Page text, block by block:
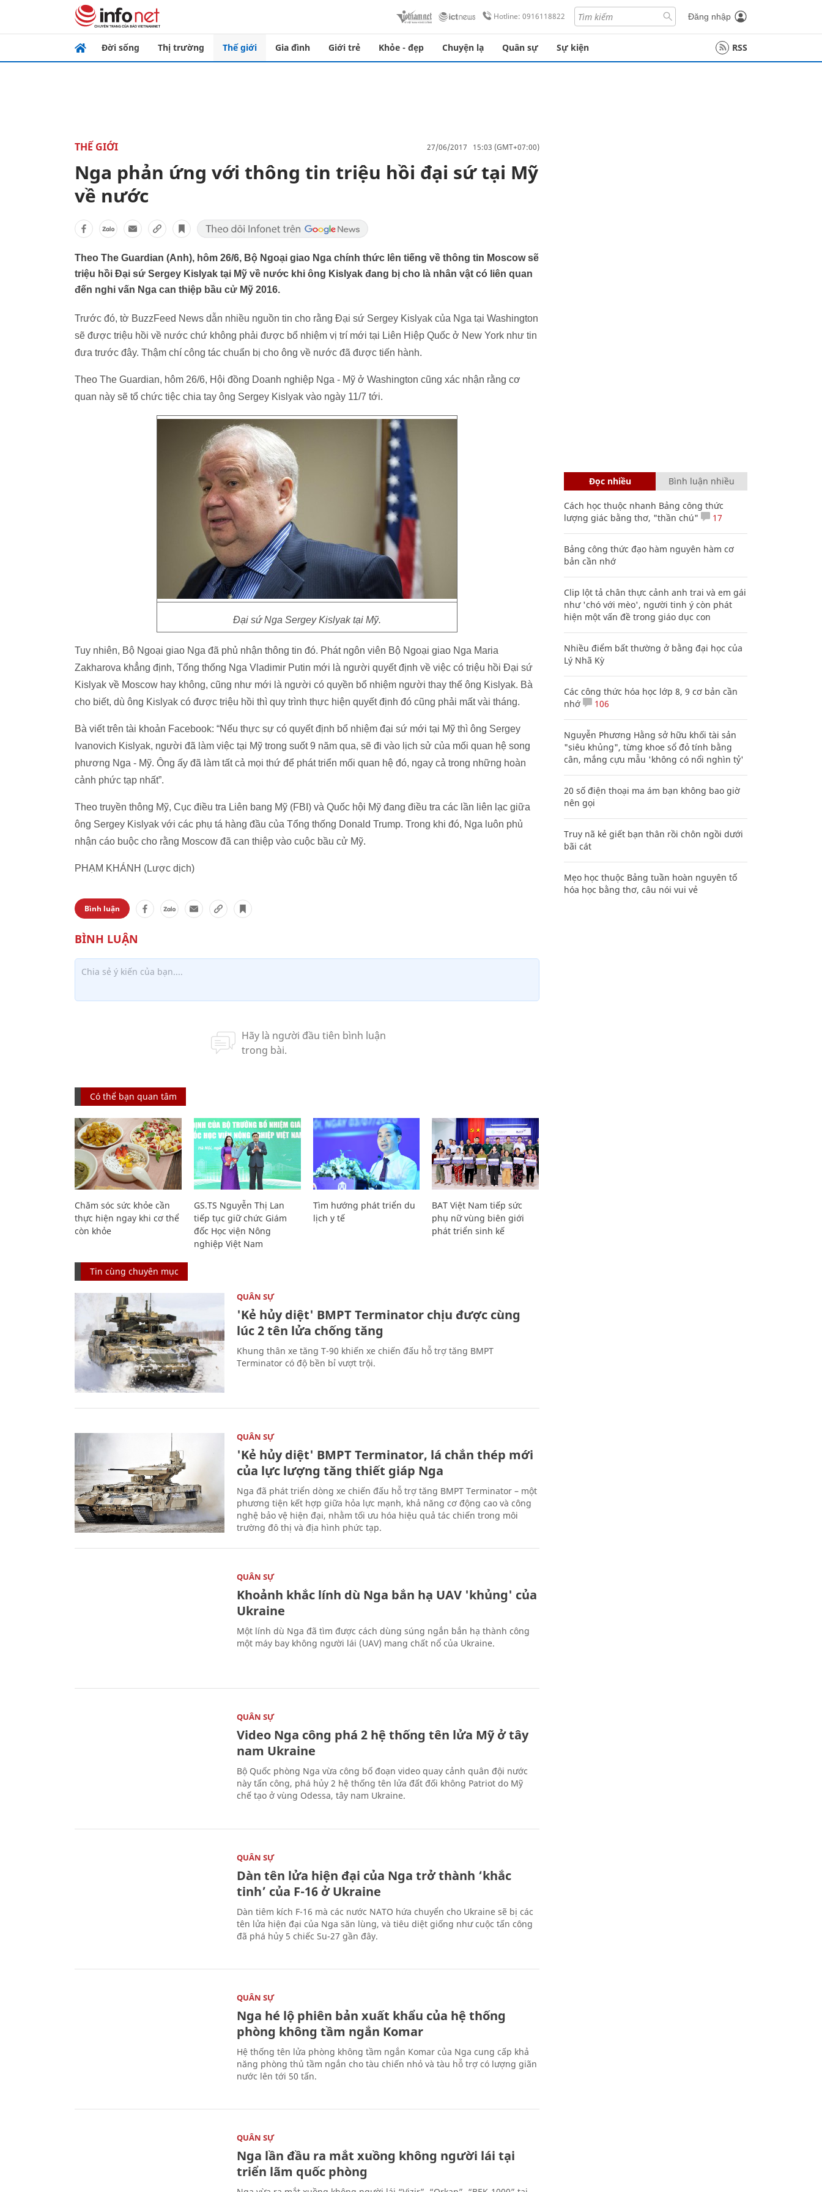
Hotline: 0916118822 Đăng nhập
Đời sống Thị trường Thế giới Gia đình Giới trẻ Khỏe - đẹp Chuyện lạ Quân sự Sự kiện RSS
THẾ GIỚI 27/06/2017 15:03 (GMT+07:00)
Nga phản ứng với thông tin triệu hồi đại sứ tại Mỹ
về nước
Theo The Guardian (Anh), hôm 26/6, Bộ Ngoại giao Nga chính thức lên tiếng về thông tin Moscow sẽ
triệu hồi Đại sứ Sergey Kislyak tại Mỹ về nước khi ông Kislyak đang bị cho là nhân vật có liên quan
đến nghi vấn Nga can thiệp bầu cử Mỹ 2016.
Trước đó, tờ BuzzFeed News dẫn nhiều nguồn tin cho rằng Đại sứ Sergey Kislyak của Nga tại Washington
sẽ được triệu hồi về nước chứ không phải được bổ nhiệm vị trí mới tại Liên Hiệp Quốc ở New York như tin
đưa trước đây. Thậm chí công tác chuẩn bị cho ông về nước đã được tiến hành.
Theo The Guardian, hôm 26/6, Hội đồng Doanh nghiệp Nga - Mỹ ở Washington cũng xác nhận rằng cơ
quan này sẽ tổ chức tiệc chia tay ông Sergey Kislyak vào ngày 11/7 tới.
Đại sứ Nga Sergey Kislyak tại Mỹ.
Tuy nhiên, Bộ Ngoại giao Nga đã phủ nhận thông tin đó. Phát ngôn viên Bộ Ngoại giao Nga Maria
Zakharova khẳng định, Tổng thống Nga Vladimir Putin mới là người quyết định về việc có triệu hồi Đại sứ
Kislyak về Moscow hay không, cũng như mới là người có quyền bổ nhiệm người thay thế ông Kislyak. Bà
cho biết, dù ông Kislyak có được triệu hồi thì quy trình thực hiện quyết định đó cũng phải mất vài tháng.
Bà viết trên tài khoản Facebook: “Nếu thực sự có quyết định bổ nhiệm đại sứ mới tại Mỹ thì ông Sergey
Ivanovich Kislyak, người đã làm việc tại Mỹ trong suốt 9 năm qua, sẽ đi vào lịch sử của mối quan hệ song
phương Nga - Mỹ. Ông ấy đã làm tất cả mọi thứ để phát triển mối quan hệ đó, ngay cả trong những hoàn
cảnh phức tạp nhất”.
Theo truyền thông Mỹ, Cục điều tra Liên bang Mỹ (FBI) và Quốc hội Mỹ đang điều tra các lần liên lạc giữa
ông Sergey Kislyak với các phụ tá hàng đầu của Tổng thống Donald Trump. Trong khi đó, Nga luôn phủ
nhận cáo buộc cho rằng Moscow đã can thiệp vào cuộc bầu cử Mỹ.
PHẠM KHÁNH (Lược dịch)
Bình luận
Có thể bạn quan tâm
Chăm sóc sức khỏe cần
thực hiện ngay khi cơ thể
còn khỏe
GS.TS Nguyễn Thị Lan
tiếp tục giữ chức Giám
đốc Học viện Nông
nghiệp Việt Nam
Tìm hướng phát triển du
lịch y tế
BAT Việt Nam tiếp sức
phụ nữ vùng biên giới
phát triển sinh kế
Tin cùng chuyên mục
QUÂN SỰ
'Kẻ hủy diệt' BMPT Terminator chịu được cùng
lúc 2 tên lửa chống tăng
Khung thân xe tăng T-90 khiến xe chiến đấu hỗ trợ tăng BMPT
Terminator có độ bền bỉ vượt trội.
QUÂN SỰ
'Kẻ hủy diệt' BMPT Terminator, lá chắn thép mới
của lực lượng tăng thiết giáp Nga
Nga đã phát triển dòng xe chiến đấu hỗ trợ tăng BMPT Terminator – một
phương tiện kết hợp giữa hỏa lực mạnh, khả năng cơ động cao và công
nghệ bảo vệ hiện đại, nhằm tối ưu hóa hiệu quả tác chiến trong môi
trường đô thị và địa hình phức tạp.
QUÂN SỰ
Khoảnh khắc lính dù Nga bắn hạ UAV 'khủng' của
Ukraine
Một lính dù Nga đã tìm được cách dùng súng ngắn bắn hạ thành công
một máy bay không người lái (UAV) mang chất nổ của Ukraine.
QUÂN SỰ
Video Nga công phá 2 hệ thống tên lửa Mỹ ở tây
nam Ukraine
Bộ Quốc phòng Nga vừa công bố đoạn video quay cảnh quân đội nước
này tấn công, phá hủy 2 hệ thống tên lửa đất đối không Patriot do Mỹ
chế tạo ở vùng Odessa, tây nam Ukraine.
QUÂN SỰ
Dàn tên lửa hiện đại của Nga trở thành ‘khắc
tinh’ của F-16 ở Ukraine
Dàn tiêm kích F-16 mà các nước NATO hứa chuyển cho Ukraine sẽ bị các
tên lửa hiện đại của Nga săn lùng, và tiêu diệt giống như cuộc tấn công
đã phá hủy 5 chiếc Su-27 gần đây.
QUÂN SỰ
Nga hé lộ phiên bản xuất khẩu của hệ thống
phòng không tầm ngắn Komar
Hệ thống tên lửa phòng không tầm ngắn Komar của Nga cung cấp khả
năng phòng thủ tầm ngắn cho tàu chiến nhỏ và tàu hỗ trợ có lượng giãn
nước lên tới 50 tấn.
QUÂN SỰ
Nga lần đầu ra mắt xuồng không người lái tại
triển lãm quốc phòng
Đọc nhiều Bình luận nhiều
Cách học thuộc nhanh Bảng công thức
lượng giác bằng thơ, "thần chú"
17
Bảng công thức đạo hàm nguyên hàm cơ
bản cần nhớ
Clip lột tả chân thực cảnh anh trai và em gái
như 'chó với mèo', người tinh ý còn phát
hiện một vấn đề trong giáo dục con
Nhiều điểm bất thường ở bằng đại học của
Lý Nhã Kỳ
Các công thức hóa học lớp 8, 9 cơ bản cần
nhớ
106
Nguyễn Phương Hằng sở hữu khối tài sản
"siêu khủng", từng khoe sổ đỏ tính bằng
cân, mắng cựu mẫu 'không có nổi nghìn tỷ'
20 số điện thoại ma ám bạn không bao giờ
nên gọi
Truy nã kẻ giết bạn thân rồi chôn ngồi dưới
bãi cát
Mẹo học thuộc Bảng tuần hoàn nguyên tố
hóa học bằng thơ, câu nói vui vẻ